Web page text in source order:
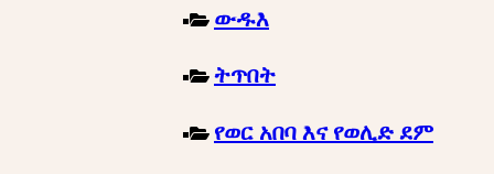
ውዱእ
ትጥበት
የወር አበባ እና የወሊድ ደም